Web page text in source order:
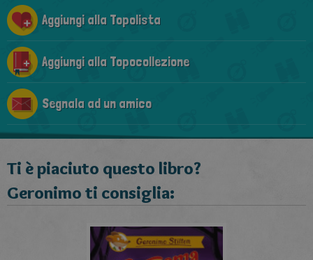
Aggiungi alla Topolista
Aggiungi alla Topocollezione
Segnala ad un amico
Ti è piaciuto questo libro?
Geronimo ti consiglia: